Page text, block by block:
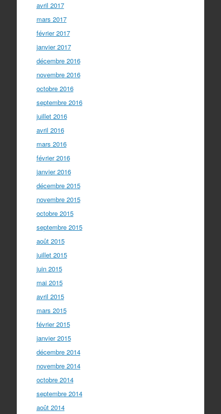
avril 2017
mars 2017
février 2017
janvier 2017
décembre 2016
novembre 2016
octobre 2016
septembre 2016
juillet 2016
avril 2016
mars 2016
février 2016
janvier 2016
décembre 2015
novembre 2015
octobre 2015
septembre 2015
août 2015
juillet 2015
juin 2015
mai 2015
avril 2015
mars 2015
février 2015
janvier 2015
décembre 2014
novembre 2014
octobre 2014
septembre 2014
août 2014